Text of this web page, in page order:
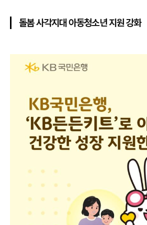
돌봄 사각지대 아동청소년 지원 강화